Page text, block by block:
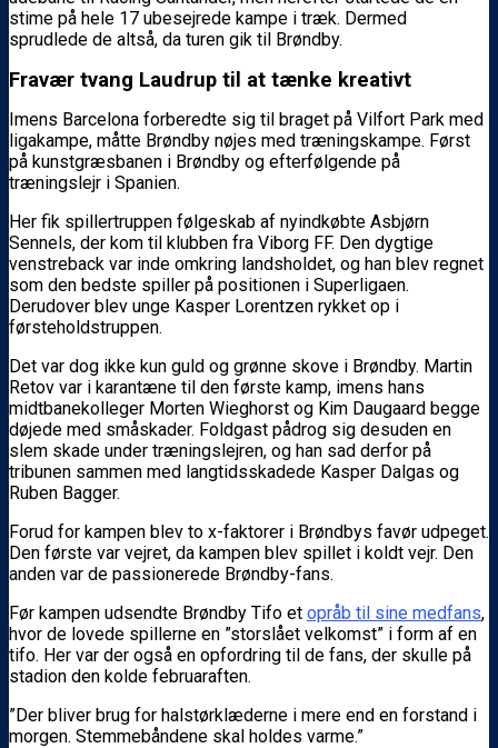
stime på hele 17 ubesejrede kampe i træk. Dermed
sprudlede de altså, da turen gik til Brøndby.
Fravær tvang Laudrup til at tænke kreativt
Imens Barcelona forberedte sig til braget på Vilfort Park med
ligakampe, måtte Brøndby nøjes med træningskampe. Først
på kunstgræsbanen i Brøndby og efterfølgende på
træningslejr i Spanien.
Her fik spillertruppen følgeskab af nyindkøbte Asbjørn
Sennels, der kom til klubben fra Viborg FF. Den dygtige
venstreback var inde omkring landsholdet, og han blev regnet
som den bedste spiller på positionen i Superligaen.
Derudover blev unge Kasper Lorentzen rykket op i
førsteholdstruppen.
Det var dog ikke kun guld og grønne skove i Brøndby. Martin
Retov var i karantæne til den første kamp, imens hans
midtbanekolleger Morten Wieghorst og Kim Daugaard begge
døjede med småskader. Foldgast pådrog sig desuden en
slem skade under træningslejren, og han sad derfor på
tribunen sammen med langtidsskadede Kasper Dalgas og
Ruben Bagger.
Forud for kampen blev to x-faktorer i Brøndbys favør udpeget.
Den første var vejret, da kampen blev spillet i koldt vejr. Den
anden var de passionerede Brøndby-fans.
Før kampen udsendte Brøndby Tifo et opråb til sine medfans,
hvor de lovede spillerne en ”storslået velkomst” i form af en
tifo. Her var der også en opfordring til de fans, der skulle på
stadion den kolde februaraften.
”Der bliver brug for halstørklæderne i mere end en forstand i
morgen. Stemmebåndene skal holdes varme.”